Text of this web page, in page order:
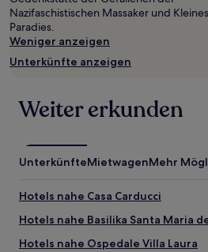
zusätzliche
Bedingungen
gelten.
Nazifaschistischen Massaker und Kleines
Paradies.
Weniger anzeigen
Unterkünfte anzeigen
Weiter erkunden
UnterkünfteMietwagenMehr
Hotels nahe Casa Carducci
Hotels nahe Basilika Santa Maria
Hotels nahe Ospedale Villa Laura